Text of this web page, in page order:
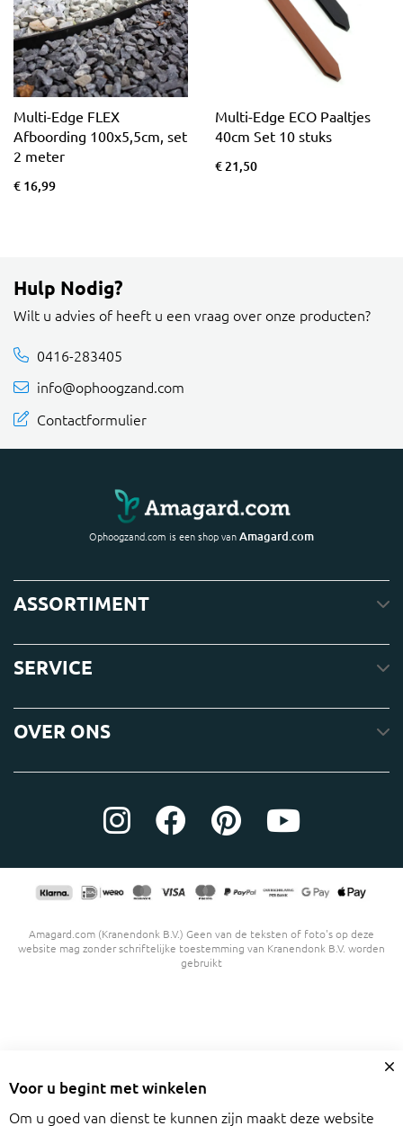
Multi-Edge FLEX
Afboording 100x5,5cm, set
2 meter
€ 16,99
Multi-Edge ECO Paaltjes
40cm Set 10 stuks
€ 21,50
Hulp Nodig?
Wilt u advies of heeft u een vraag over onze producten?
0416-283405
info@ophoogzand.com
Contactformulier
Ophoogzand.com is een shop vanAmagard.com
ASSORTIMENT
SERVICE
OVER ONS
Amagard.com (Kranendonk B.V.) Geen van de teksten of foto's op deze
website mag zonder schriftelijke toestemming van Kranendonk B.V. worden
gebruikt
Voor u begint met winkelen
Om u goed van dienst te kunnen zijn maakt deze website